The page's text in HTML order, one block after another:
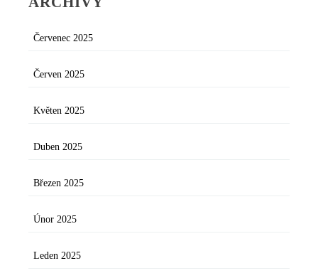
Červenec 2025
Červen 2025
Květen 2025
Duben 2025
Březen 2025
Únor 2025
Leden 2025